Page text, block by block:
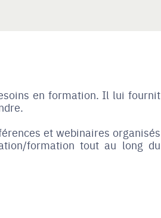
en formation. Il lui fournit
et webinaires organisés
formation tout au long du